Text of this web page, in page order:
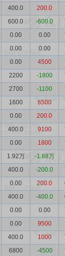
400.0 200.0
600.0 -600.0
0.00 0.00
0.00 0.00
0.00 4500
2200 -1800
2700 -1100
1600 6500
0.00 200.0
400.0 9100
0.00 1800
1.92万 -1.88万
400.0 -200.0
0.00 200.0
400.0 -400.0
0.00 0.00
0.00 9500
400.0 1000
6800 -4500